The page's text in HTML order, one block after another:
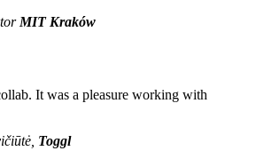
MIT Kraków
It was a pleasure working with
Toggl